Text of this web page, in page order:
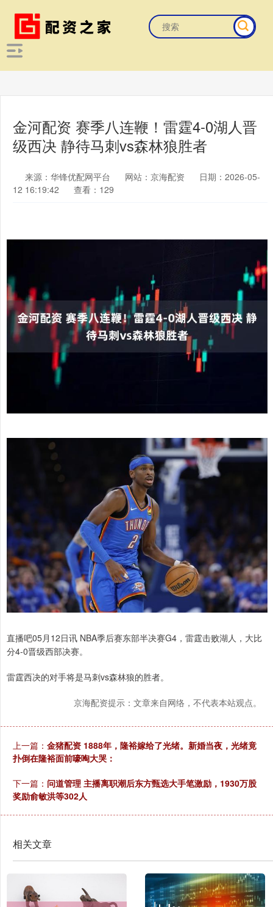
金河配资 赛季八连鞭！雷霆4-0湖人晋
级西决 静待马刺vs森林狼胜者
来源：华锋优配网平台 网站：京海配资
日期：2026-05-
12 16:19:42
查看：129
直播吧05月12日讯 NBA季后赛东部半决赛G4，雷霆击败湖人，大比
分4-0晋级西部决赛。
雷霆西决的对手将是马刺vs森林狼的胜者。
京海配资提示：文章来自网络，不代表本站观点。
上一篇： 金猪配资 1888年，隆裕嫁给了光绪。新婚当夜，光绪竟
扑倒在隆裕面前嚎啕大哭：
下一篇： 问道管理 主播离职潮后东方甄选大手笔激励，1930万股
奖励俞敏洪等302人
相关文章